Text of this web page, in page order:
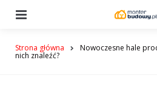
Strona główna Nowoczesne hale
nich znaleźć?